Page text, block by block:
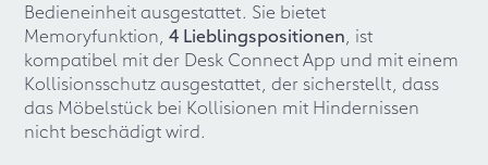
Bedieneinheit ausgestattet. Sie bietet
Memoryfunktion,4 Lieblingspositionen , ist
kompatibel mit der Desk Connect App und mit einem
Kollisionsschutz ausgestattet, der sicherstellt, dass
das Möbelstück bei Kollisionen mit Hindernissen
nicht beschädigt wird.